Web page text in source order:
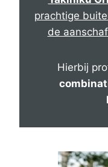
prachtige
de
Hierbij